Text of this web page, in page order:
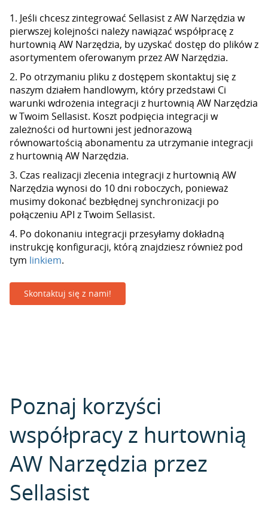
1. Jeśli chcesz zintegrować Sellasist z AW Narzędzia w
pierwszej kolejności należy nawiązać współpracę z
hurtownią AW Narzędzia, by uzyskać dostęp do plików z
asortymentem oferowanym przez AW Narzędzia.
2. Po otrzymaniu pliku z dostępem skontaktuj się z
naszym działem handlowym, który przedstawi Ci
warunki wdrożenia integracji z hurtownią AW Narzędzia
w Twoim Sellasist. Koszt podpięcia integracji w
zależności od hurtowni jest jednorazową
równowartością abonamentu za utrzymanie integracji
z hurtownią AW Narzędzia.
3. Czas realizacji zlecenia integracji z hurtownią AW
Narzędzia wynosi do 10 dni roboczych, ponieważ
musimy dokonać bezbłędnej synchronizacji po
połączeniu API z Twoim Sellasist.
4. Po dokonaniu integracji przesyłamy dokładną
instrukcję konfiguracji, którą znajdziesz również pod
tym linkiem.
Skontaktuj się z nami!
Poznaj korzyści
współpracy z hurtownią
AW Narzędzia przez
Sellasist